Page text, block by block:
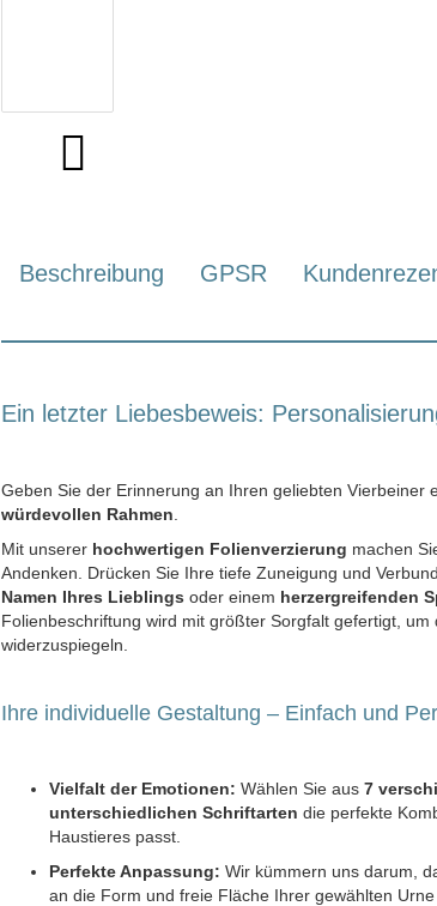
Beschreibung GPSR
Ein letzter Liebesbeweis:
Geben Sie der Erinnerung an Ihren geliebten Vierbeiner
würdevollen Rahmen
Mit unserer hochwertigen Folienverzierung machen
Andenken. Drücken Sie Ihre tiefe Zuneigung und
Namen Ihres Lieblings oder einem herzergreifenden
Folienbeschriftung wird mit größter Sorgfalt gefertigt,
widerzuspiegeln.
Ihre individuelle Gestaltung – Einfach und
Vielfalt der Emotionen: Wählen Sie aus 7
unterschiedlichen Schriftarten die perfekte
Haustieres passt.
Perfekte Anpassung: Wir kümmern uns darum,
an die Form und freie Fläche Ihrer gewählten